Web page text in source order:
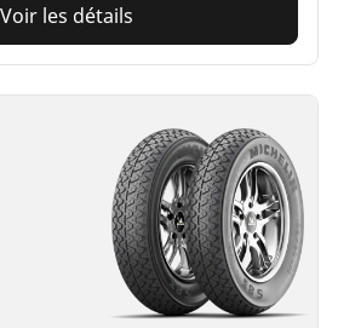
Voir les détails